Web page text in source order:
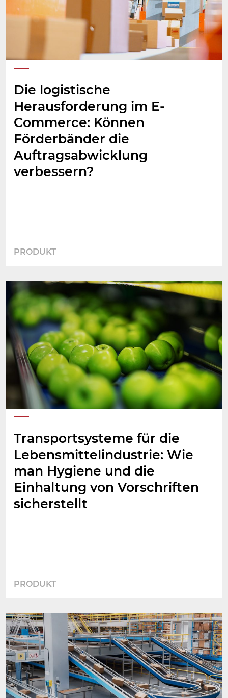
Die logistische
Herausforderung im E-
Commerce: Können
Förderbänder die
Auftragsabwicklung
verbessern?
PRODUKT
Transportsysteme für die
Lebensmittelindustrie: Wie
man Hygiene und die
Einhaltung von Vorschriften
sicherstellt
PRODUKT